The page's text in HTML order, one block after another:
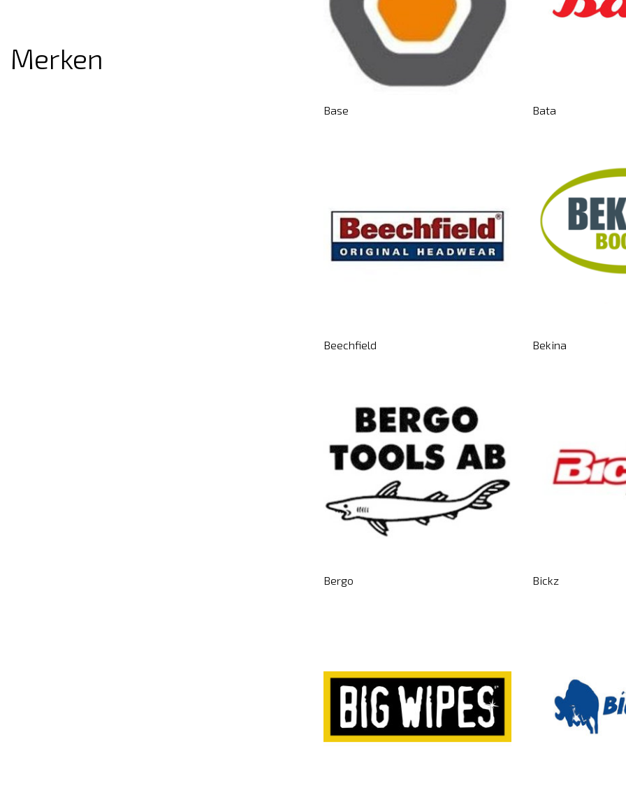
Merken
Base Bata
Beechfield Bekina
Bergo Bickz